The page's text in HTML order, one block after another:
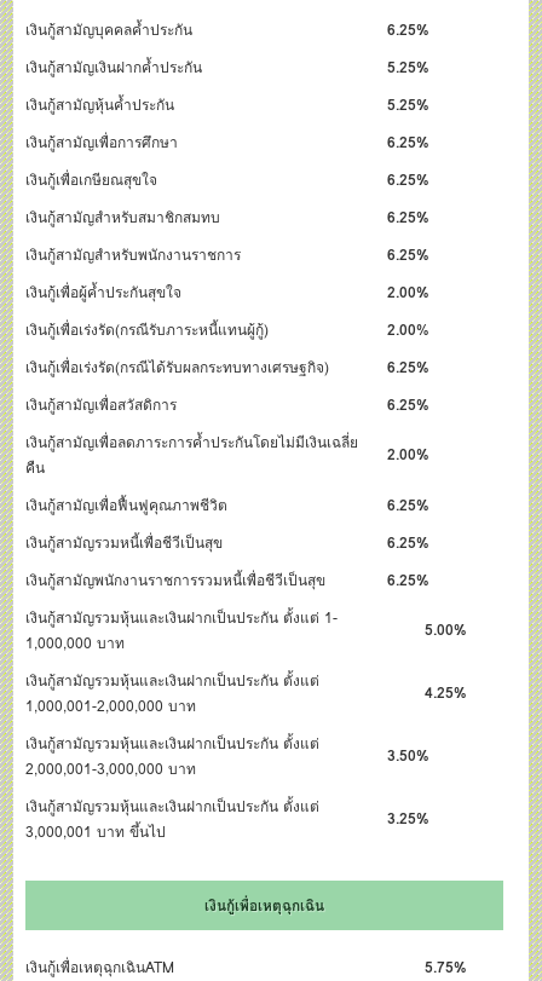
เงินกู้สามัญบุคคลค้ำประกัน
6.25%
เงินกู้สามัญเงินฝากค้ำประกัน
5.25%
เงินกู้สามัญหุ้นค้ำประกัน
5.25%
เงินกู้สามัญเพื่อการศึกษา
6.25%
เงินกู้เพื่อเกษียณสุขใจ
6.25%
เงินกู้สามัญสำหรับสมาชิกสมทบ
6.25%
เงินกู้สามัญสำหรับพนักงานราชการ
6.25%
เงินกู้เพื่อผู้ค้ำประกันสุขใจ
2.00%
เงินกู้เพื่อเร่งรัด(กรณีรับภาระหนี้แทนผู้กู้)
2.00%
เงินกู้เพื่อเร่งรัด(กรณีได้รับผลกระทบทางเศรษฐกิจ)
6.25%
เงินกู้สามัญเพื่อสวัสดิการ
6.25%
เงินกู้สามัญเพื่อลดภาระการค้ำประกันโดยไม่มีเงินเฉลี่ย
คืน
2.00%
เงินกู้สามัญเพื่อฟื้นฟูคุณภาพชีวิต
6.25%
เงินกู้สามัญรวมหนี้เพื่อชีวีเป็นสุข
6.25%
เงินกู้สามัญพนักงานราชการรวมหนี้เพื่อชีวีเป็นสุข
6.25%
เงินกู้สามัญรวมหุ้นและเงินฝากเป็นประกัน ตั้งแต่ 1-
1,000,000 บาท
5.00%
เงินกู้สามัญรวมหุ้นและเงินฝากเป็นประกัน ตั้งแต่
1,000,001-2,000,000 บาท
4.25%
เงินกู้สามัญรวมหุ้นและเงินฝากเป็นประกัน ตั้งแต่
2,000,001-3,000,000 บาท
3.50%
เงินกู้สามัญรวมหุ้นและเงินฝากเป็นประกัน ตั้งแต่
3,000,001 บาท ขึ้นไป
3.25%
เงินกู้เพื่อเหตุฉุกเฉิน
เงินกู้เพื่อเหตุฉุกเฉินATM
5.75%